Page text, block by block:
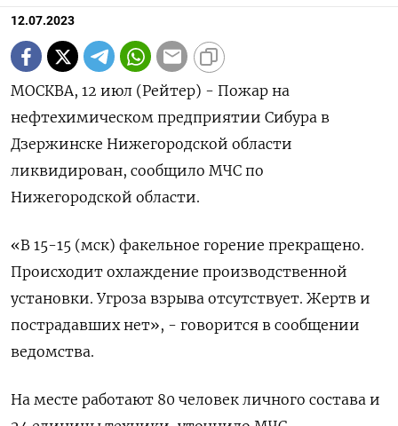
12.07.2023
МОСКВА, 12 июл (Рейтер) - Пожар на
нефтехимическом предприятии Cибура в
Дзержинске Нижегородской области
ликвидирован, сообщило МЧС по
Нижегородской области.
«В 15-15 (мск) факельное горение прекращено.
Происходит охлаждение производственной
установки. Угроза взрыва отсутствует. Жертв и
пострадавших нет», - говорится в сообщении
ведомства.
На месте работают 80 человек личного состава и